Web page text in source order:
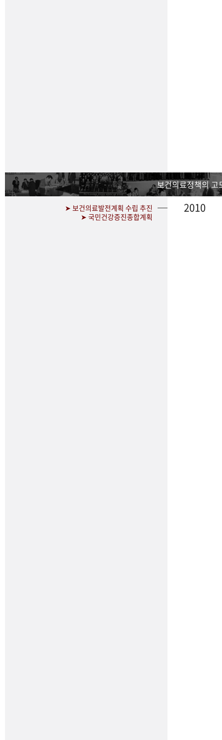
보건의료정책의 고
➤ 보건의료발전계획 수립 추진
➤ 국민건강증진종합계획
2010